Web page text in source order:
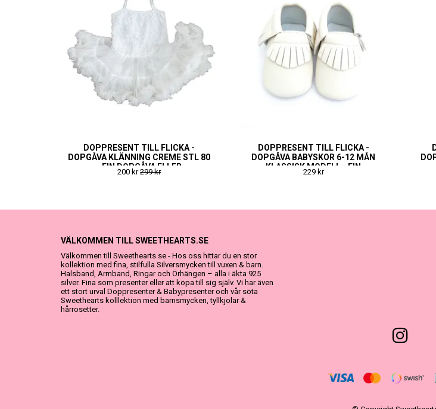
DOPPRESENT TILL FLICKA -
DOPGÅVA KLÄNNING CREME STL 80
- FIN DOPGÅVA ELLER
NAMNGIVNINGSPRESENT
200 kr299 kr
DOPPRESENT TILL FLICKA -
DOPGÅVA BABYSKOR 6-12 MÅN
KLASSISK MODELL - FIN
NAMNGIVNINGSPRESENT
229 kr
VÄLKOMMEN TILL SWEETHEARTS.SE
Välkommen till Sweethearts.se - Hos oss hittar du en stor
kollektion med fina, stilfulla Silversmycken till vuxen & barn.
Halsband, Armband, Ringar och Örhängen – alla i äkta 925
silver. Fina som presenter eller att köpa till sig själv. Vi har även
ett stort urval Doppresenter & Babypresenter och vår söta
Sweethearts kolllektion med barnsmycken, tyllkjolar &
hårrosetter.